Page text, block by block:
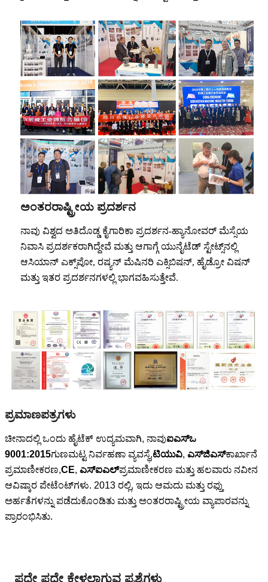
ಅಂತರರಾಷ್ಟ್ರೀಯ ಪ್ರದರ್ಶನ
ನಾವು ವಿಶ್ವದ ಅತಿದೊಡ್ಡ ಕೈಗಾರಿಕಾ ಪ್ರದರ್ಶನ-ಹ್ಯಾನೋವರ್ ಮೆಸ್ಸೆಯ
ನಿವಾಸಿ ಪ್ರದರ್ಶಕರಾಗಿದ್ದೇವೆ ಮತ್ತು ಆಗಾಗ್ಗೆ ಯುನೈಟೆಡ್ ಸ್ಟೇಟ್ಸ್‌ನಲ್ಲಿ
ಆಸಿಯಾನ್ ಎಕ್ಸ್‌ಪೋ, ರಷ್ಯನ್ ಮೆಷಿನರಿ ಎಕ್ಸಿಬಿಷನ್, ಹೈಡ್ರೋ ವಿಷನ್
ಮತ್ತು ಇತರ ಪ್ರದರ್ಶನಗಳಲ್ಲಿ ಭಾಗವಹಿಸುತ್ತೇವೆ.
ಪ್ರಮಾಣಪತ್ರಗಳು
ಚೀನಾದಲ್ಲಿ ಒಂದು ಹೈಟೆಕ್ ಉದ್ಯಮವಾಗಿ, ನಾವುಐಎಸ್ಒ
9001:2015ಗುಣಮಟ್ಟ ನಿರ್ವಹಣಾ ವ್ಯವಸ್ಥೆ,ಟಿಯುವಿ, ಎಸ್‌ಜಿಎಸ್ಕಾರ್ಖಾನೆ
ಪ್ರಮಾಣೀಕರಣ,CE, ಎಸ್ಐಎಲ್ಪ್ರಮಾಣೀಕರಣ ಮತ್ತು ಹಲವಾರು ನವೀನ
ಆವಿಷ್ಕಾರ ಪೇಟೆಂಟ್‌ಗಳು. 2013 ರಲ್ಲಿ, ಇದು ಆಮದು ಮತ್ತು ರಫ್ತು
ಅರ್ಹತೆಗಳನ್ನು ಪಡೆದುಕೊಂಡಿತು ಮತ್ತು ಅಂತರರಾಷ್ಟ್ರೀಯ ವ್ಯಾಪಾರವನ್ನು
ಪ್ರಾರಂಭಿಸಿತು.
ಪದೇ ಪದೇ ಕೇಳಲಾಗುವ ಪ್ರಶ್ನೆಗಳು